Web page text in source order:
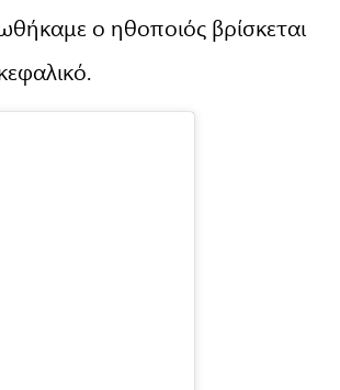
ο ηθοποιός βρίσκεται